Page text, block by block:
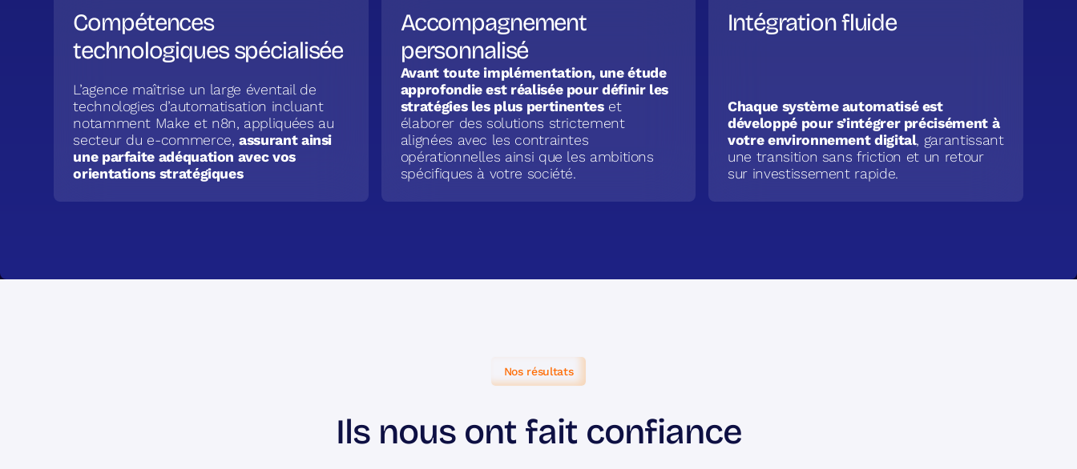
Compétences
technologiques spécialisée
L’agence maîtrise un large éventail de
technologies d’automatisation incluant
notamment Make et n8n, appliquées au
secteur du e-commerce,assurant ainsi
une parfaite adéquation avec vos
orientations stratégiques
Accompagnement
personnalisé
Avant toute implémentation, une étude
approfondie est réalisée pour définir les
stratégies les plus pertinenteset
élaborer des solutions strictement
alignées avec les contraintes
opérationnelles ainsi que les ambitions
spécifiques à votre société.
Intégration fluide
Chaque système automatisé est
développé pour s’intégrer précisément à
votre environnement digital, garantissant
une transition sans friction et un retour
sur investissement rapide.
Nos résultats
Ils nous ont fait confiance